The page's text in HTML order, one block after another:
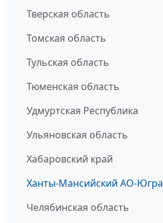
Тверская область
Томская область
Тульская область
Тюменская область
Удмуртская Республика
Ульяновская область
Хабаровский край
Ханты-Мансийский АО-Югра
Челябинская область